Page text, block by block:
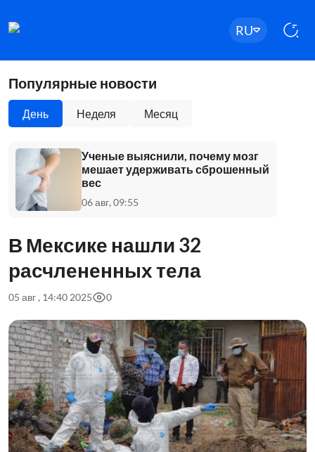
RU
Популярные новости
День Неделя Месяц
Ученые выяснили, почему мозг
мешает удерживать сброшенный
вес
06 авг, 09:55
В Мексике нашли 32
расчлененных тела
05 авг , 14:40 2025 0